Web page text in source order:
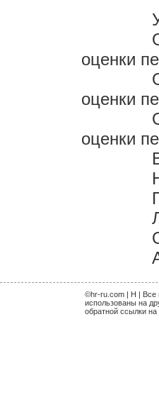
оценки
оценки
оценки
©hr-ru.com | H | Все
использованы на
обратной ссылки